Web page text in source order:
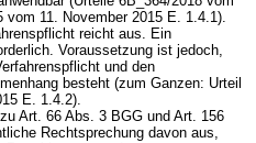
11. November 2015 E. 1.4.1).
reicht aus. Ein
Voraussetzung ist jedoch,
und den
besteht (zum Ganzen: Urteil
E. 1.4.2).
Art. 66 Abs. 3 BGG und Art. 156
Rechtsprechung davon aus,